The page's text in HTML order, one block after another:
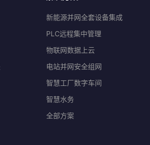
新能源并网全套设备集成
PLC远程集中管理
物联网数据上云
电站并网安全组网
智慧工厂数字车间
智慧水务
全部方案